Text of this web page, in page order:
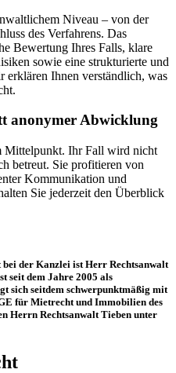
Niveau – von der
des Verfahrens. Das
Bewertung Ihres Falls, klare
sowie eine strukturierte und
erklären Ihnen verständlich, was
anonymer Abwicklung
Mittelpunkt. Ihr Fall wird nicht
betreut. Sie profitieren von
Kommunikation und
Sie jederzeit den Überblick
der Kanzlei ist Herr Rechtsanwalt
seit dem Jahre 2005 als
sich seitdem schwerpunktmäßig mit
für Mietrecht und Immobilien des
Herrn Rechtsanwalt Tieben unter